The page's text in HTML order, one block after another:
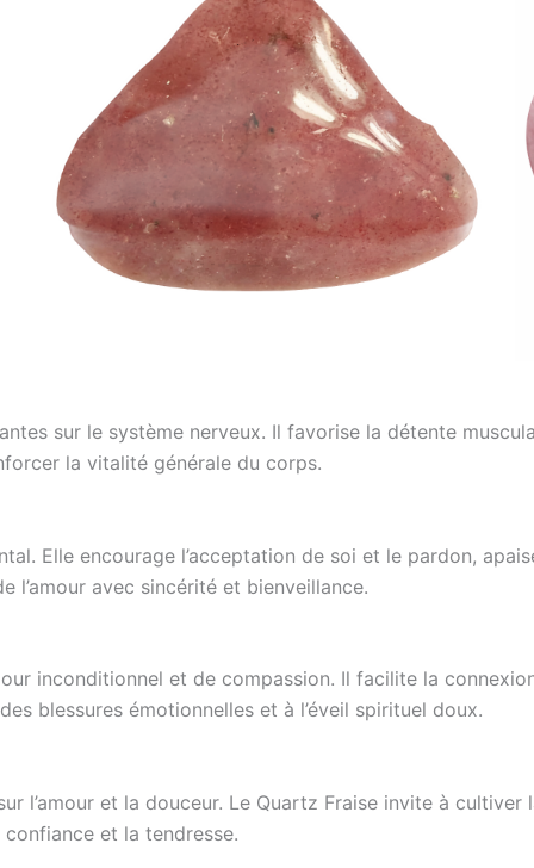
sur le système nerveux. Il favorise la détente
la vitalité générale du corps.
Elle encourage l’acceptation de soi et le pardon,
l’amour avec sincérité et bienveillance.
inconditionnel et de compassion. Il facilite la
blessures émotionnelles et à l’éveil spirituel doux.
l’amour et la douceur. Le Quartz Fraise invite à
et la tendresse.